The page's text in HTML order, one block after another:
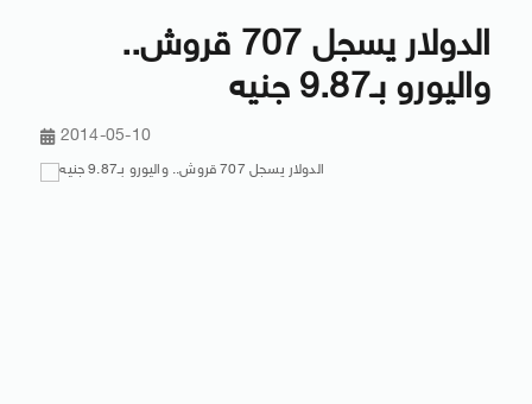
الدولار يسجل 707 قروش..
واليورو بـ9.87 جنيه
2014-05-10